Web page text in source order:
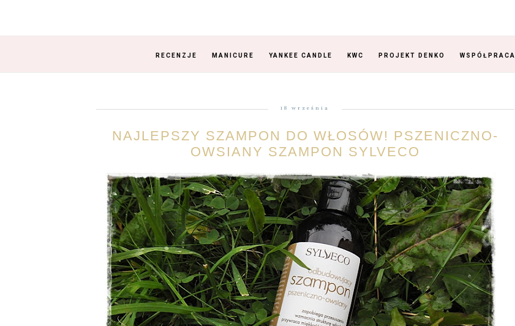
RECENZJE MANICURE YANKEE CANDLE KWC PROJEKT DENKO WSPÓŁPRACA
18 września
NAJLEPSZY SZAMPON DO WŁOSÓW! PSZENICZNO-
OWSIANY SZAMPON SYLVECO